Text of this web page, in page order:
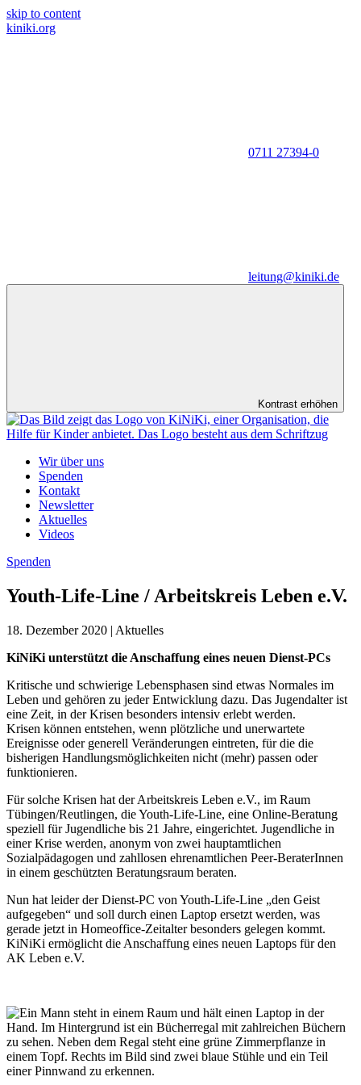
skip to content
kiniki.org
0711 27394-0
leitung@kiniki.de
Kontrast erhöhen
Wir über uns
Spenden
Kontakt
Newsletter
Aktuelles
Videos
Spenden
Youth-Life-Line / Arbeitskreis Leben e.V.
18. Dezember 2020 | Aktuelles
KiNiKi unterstützt die Anschaffung eines neuen Dienst-PCs
Kritische und schwierige Lebensphasen sind etwas Normales im
Leben und gehören zu jeder Entwicklung dazu. Das Jugendalter ist
eine Zeit, in der Krisen besonders intensiv erlebt werden.
Krisen können entstehen, wenn plötzliche und unerwartete
Ereignisse oder generell Veränderungen eintreten, für die die
bisherigen Handlungsmöglichkeiten nicht (mehr) passen oder
funktionieren.
Für solche Krisen hat der Arbeitskreis Leben e.V., im Raum
Tübingen/Reutlingen, die Youth-Life-Line, eine Online-Beratung
speziell für Jugendliche bis 21 Jahre, eingerichtet. Jugendliche in
einer Krise werden, anonym von zwei hauptamtlichen
Sozialpädagogen und zahllosen ehrenamtlichen Peer-BeraterInnen
in einem geschützten Beratungsraum beraten.
Nun hat leider der Dienst-PC von Youth-Life-Line „den Geist
aufgegeben“ und soll durch einen Laptop ersetzt werden, was
gerade jetzt in Homeoffice-Zeitalter besonders gelegen kommt.
KiNiKi ermöglicht die Anschaffung eines neuen Laptops für den
AK Leben e.V.